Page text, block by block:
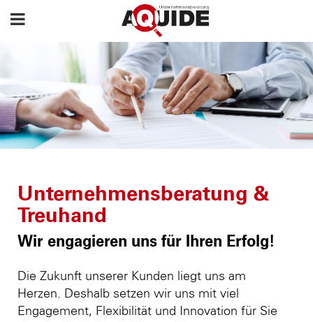
Unternehmensberatung &
Treuhand
Wir engagieren uns für Ihren Erfolg!
Die Zukunft unserer Kunden liegt uns am
Herzen. Deshalb setzen wir uns mit viel
Engagement, Flexibilität und Innovation für Sie